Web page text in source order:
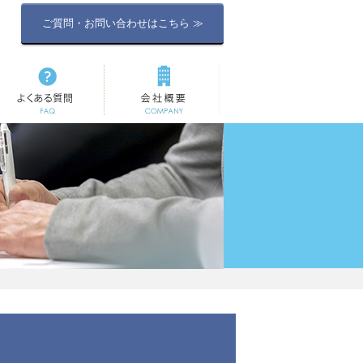
ご質問・お問い合わせはこちら ≫
よくある質問 会社概要